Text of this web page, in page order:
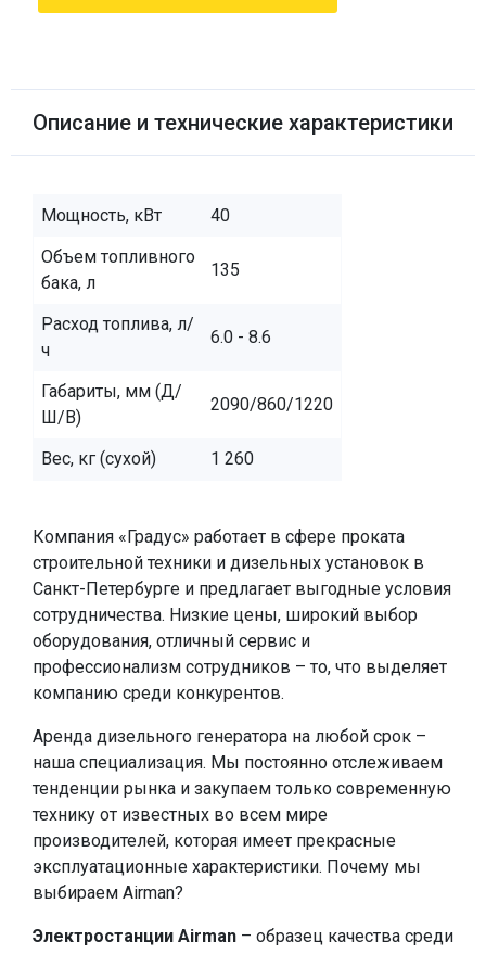
Описание и технические характеристики
Мощность, кВт
40
Объем топливного
бака, л
135
Расход топлива, л/
ч
6.0 - 8.6
Габариты, мм (Д/
Ш/В)
2090/860/1220
Вес, кг (сухой) 1 260
Компания «Градус» работает в сфере проката
строительной техники и дизельных установок в
Санкт-Петербурге и предлагает выгодные условия
сотрудничества. Низкие цены, широкий выбор
оборудования, отличный сервис и
профессионализм сотрудников – то, что выделяет
компанию среди конкурентов.
Аренда дизельного генератора на любой срок –
наша специализация. Мы постоянно отслеживаем
тенденции рынка и закупаем только современную
технику от известных во всем мире
производителей, которая имеет прекрасные
эксплуатационные характеристики. Почему мы
выбираем Airman?
Электростанции Airman – образец качества среди